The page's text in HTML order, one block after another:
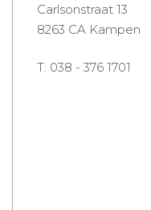
Carlsonstraat 13
8263 CA Kampen
T: 038 - 376 1701